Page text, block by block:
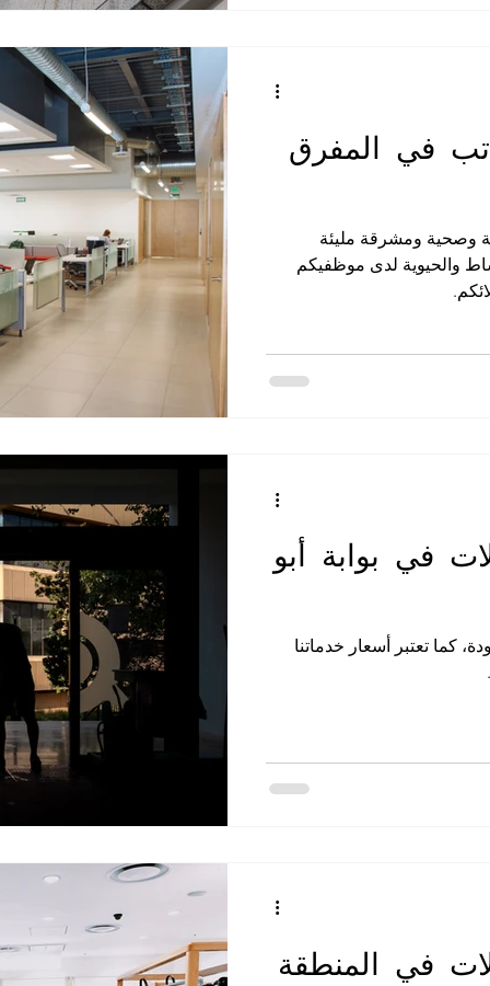
شركة تعقيم تنظيف الصالات
شركة تنظيف سجاد ابوظبي شركة
تنظيف وتعقيم خزانات ماء شركة
في المفرق
ومشرقة مليئة
والحيوية لدى موظفيكم
في بوابة أبو
كما تعتبر أسعار خدماتنا
في المنطقة